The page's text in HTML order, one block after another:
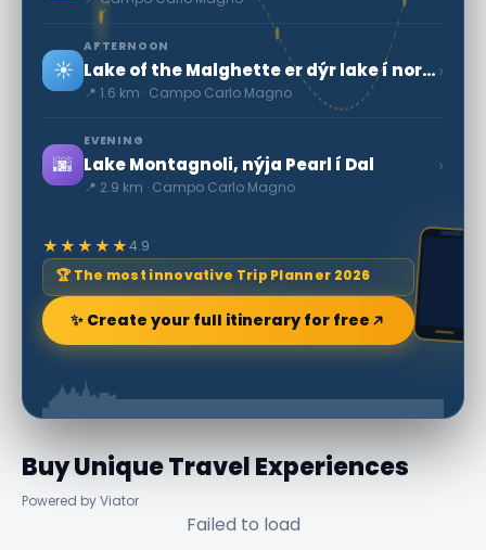
☀️
AFTERNOON
Lake of the Malghette er dýr lake í norðvestri Gær.
📍 1.6 km · Campo Carlo Magno
›
🌆
EVENING
Lake Montagnoli, nýja Pearl í Dal
📍 2.9 km · Campo Carlo Magno
›
★★★★★4.9
🏆 The most innovative Trip Planner 2026
✨ Create your full itinerary for free
Buy Unique Travel Experiences
Powered by Viator
Failed to load